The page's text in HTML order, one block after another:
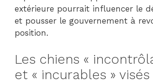
extérieure pourrait influencer le
et pousser le gouvernement à
position.
Les chiens «
et « incurables » visés